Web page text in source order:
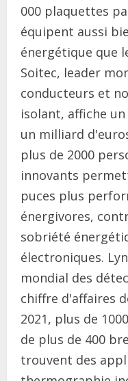
000 plaquettes
équipent aussi
énergétique que
Soitec, leader
conducteurs et
isolant, affiche
un milliard
plus de 2000
innovants
puces plus
énergivores,
sobriété
électroniques.
mondial des
chiffre d'affaires
2021, plus de
de plus de 400
trouvent des